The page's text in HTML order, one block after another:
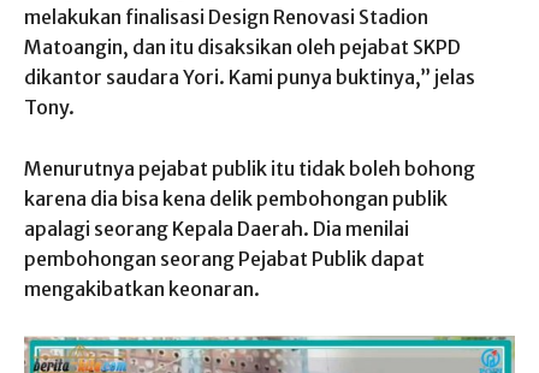
melakukan finalisasi Design Renovasi Stadion
Matoangin, dan itu disaksikan oleh pejabat SKPD
dikantor saudara Yori. Kami punya buktinya,” jelas
Tony.
Menurutnya pejabat publik itu tidak boleh bohong
karena dia bisa kena delik pembohongan publik
apalagi seorang Kepala Daerah. Dia menilai
pembohongan seorang Pejabat Publik dapat
mengakibatkan keonaran.